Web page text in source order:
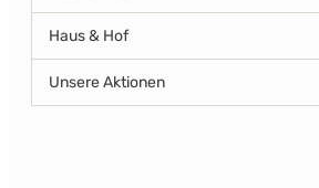
Haus & Hof
Unsere Aktionen